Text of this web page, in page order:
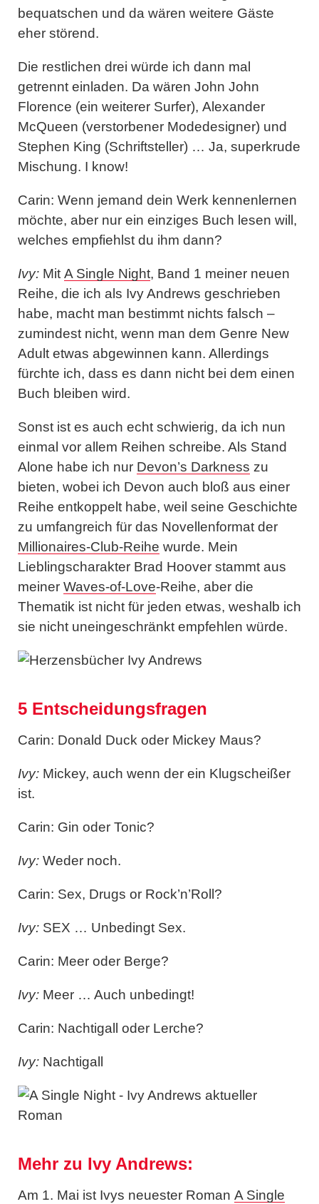
bequatschen und da wären weitere Gäste
eher störend.
Die restlichen drei würde ich dann mal
getrennt einladen. Da wären John John
Florence (ein weiterer Surfer), Alexander
McQueen (verstorbener Modedesigner) und
Stephen King (Schriftsteller) … Ja, superkrude
Mischung. I know!
Carin: Wenn jemand dein Werk kennenlernen
möchte, aber nur ein einziges Buch lesen will,
welches empfiehlst du ihm dann?
Ivy: Mit A Single Night, Band 1 meiner neuen
Reihe, die ich als Ivy Andrews geschrieben
habe, macht man bestimmt nichts falsch –
zumindest nicht, wenn man dem Genre New
Adult etwas abgewinnen kann. Allerdings
fürchte ich, dass es dann nicht bei dem einen
Buch bleiben wird.
Sonst ist es auch echt schwierig, da ich nun
einmal vor allem Reihen schreibe. Als Stand
Alone habe ich nur Devon’s Darkness zu
bieten, wobei ich Devon auch bloß aus einer
Reihe entkoppelt habe, weil seine Geschichte
zu umfangreich für das Novellenformat der
Millionaires-Club-Reihe wurde. Mein
Lieblingscharakter Brad Hoover stammt aus
meiner Waves-of-Love-Reihe, aber die
Thematik ist nicht für jeden etwas, weshalb ich
sie nicht uneingeschränkt empfehlen würde.
5 Entscheidungsfragen
Carin: Donald Duck oder Mickey Maus?
Ivy: Mickey, auch wenn der ein Klugscheißer
ist.
Carin: Gin oder Tonic?
Ivy: Weder noch.
Carin: Sex, Drugs or Rock’n’Roll?
Ivy: SEX … Unbedingt Sex.
Carin: Meer oder Berge?
Ivy: Meer … Auch unbedingt!
Carin: Nachtigall oder Lerche?
Ivy: Nachtigall
Mehr zu Ivy Andrews:
Am 1. Mai ist Ivys neuester Roman A Single